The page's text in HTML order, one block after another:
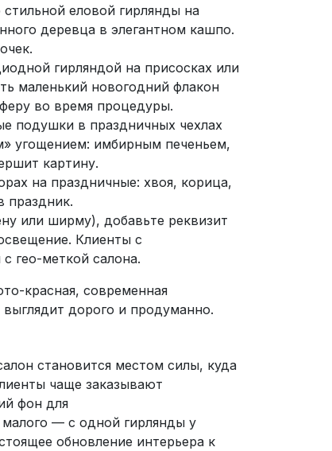
еловой гирлянды на
деревца в элегантном кашпо.
гирляндой на присосках или
маленький новогодний флакон
во время процедуры.
подушки в праздничных чехлах
угощением: имбирным печеньем,
картину.
на праздничные: хвоя, корица,
праздник.
или ширму), добавьте реквизит
Клиенты с
гео-меткой салона.
красная, современная
выглядит дорого и продуманно.
становится местом силы, куда
чаще заказывают
фон для
— с одной гирлянды у
обновление интерьера к